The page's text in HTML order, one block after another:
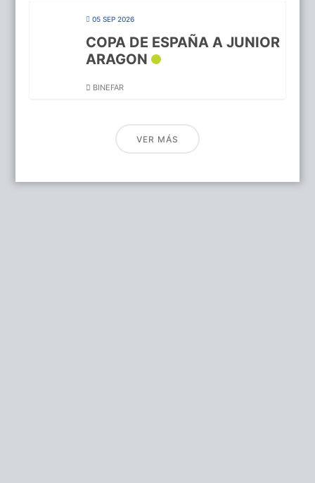
05 SEP 2026
COPA DE ESPAÑA A JUNIOR
ARAGON
BINEFAR
VER MÁS